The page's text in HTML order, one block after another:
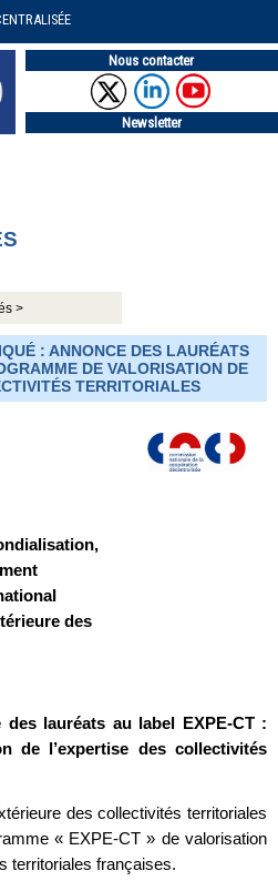
Nous contacter
Newsletter
>
: ANNONCE DES LAURÉATS
DE VALORISATION DE
TERRITORIALES
des
des lauréats au label EXPE-CT :
de l’expertise des collectivités
des collectivités territoriales
« EXPE-CT » de valorisation
territoriales françaises.